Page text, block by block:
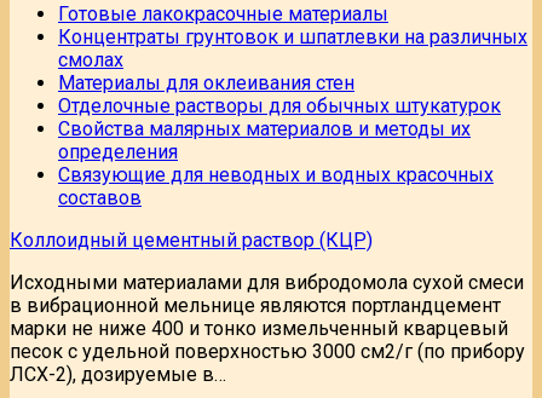
Готовые лакокрасочные материалы
Концентраты грунтовок и шпатлевки на различных
смолах
Материалы для оклеивания стен
Отделочные растворы для обычных штукатурок
Свойства малярных материалов и методы их
определения
Связующие для неводных и водных красочных
составов
Коллоидный цементный раствор (КЦР)
Исходными материалами для вибродомола сухой смеси
в вибрационной мельнице являются портландцемент
марки не ниже 400 и тонко измельченный кварцевый
песок с удельной поверхностью 3000 см2/г (по прибору
ЛСХ-2), дозируемые в…